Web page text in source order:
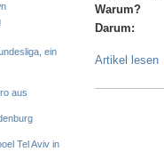
ein
aus
Tel Aviv in
Warum?
Darum:
Artikel lesen